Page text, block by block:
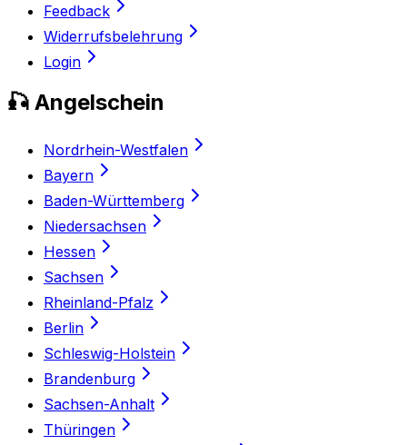
Feedback
Widerrufsbelehrung
Login
🎣 Angelschein
Nordrhein-Westfalen
Bayern
Baden-Württemberg
Niedersachsen
Hessen
Sachsen
Rheinland-Pfalz
Berlin
Schleswig-Holstein
Brandenburg
Sachsen-Anhalt
Thüringen